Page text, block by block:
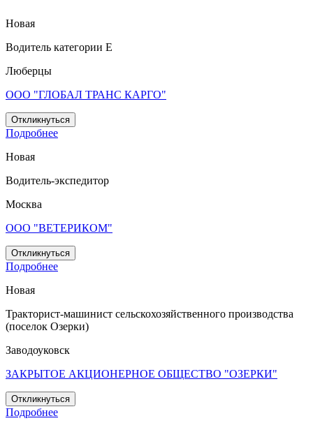
Новая
Водитель категории Е
Люберцы
ООО "ГЛОБАЛ ТРАНС КАРГО"
Откликнуться
Подробнее
Новая
Водитель-экспедитор
Москва
ООО "ВЕТЕРИКОМ"
Откликнуться
Подробнее
Новая
Тракторист-машинист сельскохозяйственного производства
(поселок Озерки)
Заводоуковск
ЗАКРЫТОЕ АКЦИОНЕРНОЕ ОБЩЕСТВО "ОЗЕРКИ"
Откликнуться
Подробнее